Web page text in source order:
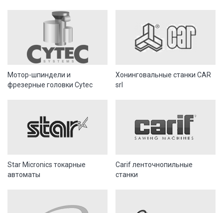
Мотор-шпиндели и
фрезерные головки Cytec
Хонинговальные станки CAR
srl
Star Micronics токарные
автоматы
Carif ленточнопильные
станки